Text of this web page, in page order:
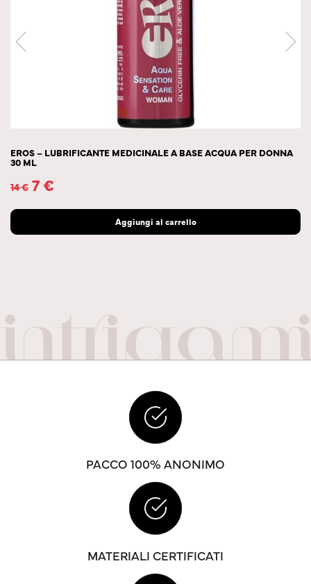
EROS – LUBRIFICANTE MEDICINALE A BASE ACQUA PER DONNA
30 ML
14€ 7€
Aggiungi al carrello
PACCO 100% ANONIMO
MATERIALI CERTIFICATI